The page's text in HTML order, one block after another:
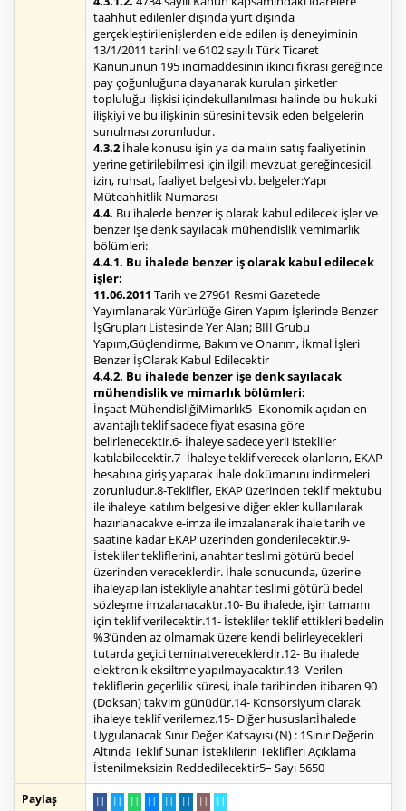
taahhüt edilenler dışında yurt dışında
gerçekleştirilenişlerden elde edilen iş deneyiminin
13/1/2011 tarihli ve 6102 sayılı Türk Ticaret
Kanununun 195 incimaddesinin ikinci fıkrası gereğince
pay çoğunluğuna dayanarak kurulan şirketler
topluluğu ilişkisi içindekullanılması halinde bu hukuki
ilişkiyi ve bu ilişkinin süresini tevsik eden belgelerin
sunulması zorunludur.
4.3.2 İhale konusu işin ya da malın satış faaliyetinin
yerine getirilebilmesi için ilgili mevzuat gereğincesicil,
izin, ruhsat, faaliyet belgesi vb. belgeler:Yapı
Müteahhitlik Numarası
4.4. Bu ihalede benzer iş olarak kabul edilecek işler ve
benzer işe denk sayılacak mühendislik vemimarlık
bölümleri:
4.4.1. Bu ihalede benzer iş olarak kabul edilecek
işler:
11.06.2011 Tarih ve 27961 Resmi Gazetede
Yayımlanarak Yürürlüğe Giren Yapım İşlerinde Benzer
İşGrupları Listesinde Yer Alan; BIII Grubu
Yapım,Güçlendirme, Bakım ve Onarım, İkmal İşleri
Benzer İşOlarak Kabul Edilecektir
4.4.2. Bu ihalede benzer işe denk sayılacak
mühendislik ve mimarlık bölümleri:
İnşaat MühendisliğiMimarlık5- Ekonomik açıdan en
avantajlı teklif sadece fiyat esasına göre
belirlenecektir.6- İhaleye sadece yerli istekliler
katılabilecektir.7- İhaleye teklif verecek olanların, EKAP
hesabına giriş yaparak ihale dokümanını indirmeleri
zorunludur.8-Teklifler, EKAP üzerinden teklif mektubu
ile ihaleye katılım belgesi ve diğer ekler kullanılarak
hazırlanacakve e-imza ile imzalanarak ihale tarih ve
saatine kadar EKAP üzerinden gönderilecektir.9-
İstekliler tekliflerini, anahtar teslimi götürü bedel
üzerinden vereceklerdir. İhale sonucunda, üzerine
ihaleyapılan istekliyle anahtar teslimi götürü bedel
sözleşme imzalanacaktır.10- Bu ihalede, işin tamamı
için teklif verilecektir.11- İstekliler teklif ettikleri bedelin
%3’ünden az olmamak üzere kendi belirleyecekleri
tutarda geçici teminatvereceklerdir.12- Bu ihalede
elektronik eksiltme yapılmayacaktır.13- Verilen
tekliflerin geçerlilik süresi, ihale tarihinden itibaren 90
(Doksan) takvim günüdür.14- Konsorsiyum olarak
ihaleye teklif verilemez.15- Diğer hususlar:İhalede
Uygulanacak Sınır Değer Katsayısı (N) : 1Sınır Değerin
Altında Teklif Sunan İsteklilerin Teklifleri Açıklama
İstenilmeksizin Reddedilecektir5– Sayı 5650
Paylaş